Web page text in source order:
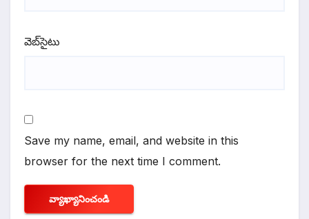
వెబ్‌సైటు
Save my name, email, and website in this
browser for the next time I comment.